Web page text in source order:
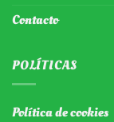
Contacto
POLÍTICAS
Política de cookies